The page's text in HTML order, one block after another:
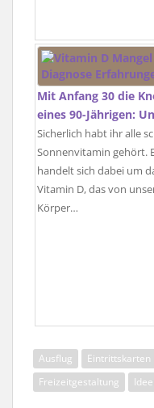
Mit Anfang 30 die
eines 90-Jährigen:
Sicherlich habt ihr alle
Sonnenvitamin gehört.
handelt sich dabei um
Vitamin D, das von
Körper…
Ausflug Eintrittskarten
Freizeitgestaltung